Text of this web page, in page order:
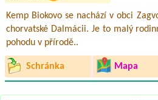
Kemp Biokovo se nachází v obci
chorvatské Dalmácii. Je to malý
pohodu v přírodě..
Schránka Mapa